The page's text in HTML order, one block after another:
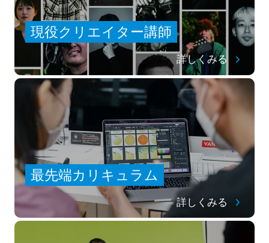
現役クリエイター講師
詳しくみる
最先端カリキュラム
詳しくみる